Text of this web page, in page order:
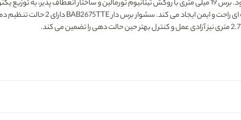
فراهم می کند و برای استفاده روزمره در منزل یا سالن های زیبایی گزینه ای ایده آل محسوب می شود. برس 19 میلی متری با روکش